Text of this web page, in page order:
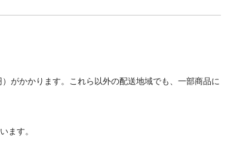
がかかります。これら以外の配送地域でも、一部商品に
ます。